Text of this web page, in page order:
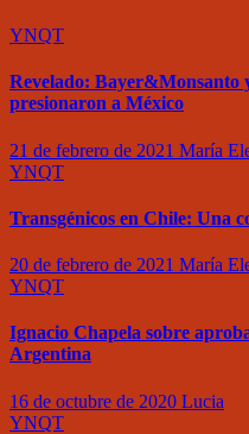
YNQT
Revelado: Bayer&Monsanto
presionaron a México
21 de febrero de 2021 María
YNQT
Transgénicos en Chile: Una
20 de febrero de 2021 María
YNQT
Ignacio Chapela sobre
Argentina
16 de octubre de 2020 Lucia
YNQT